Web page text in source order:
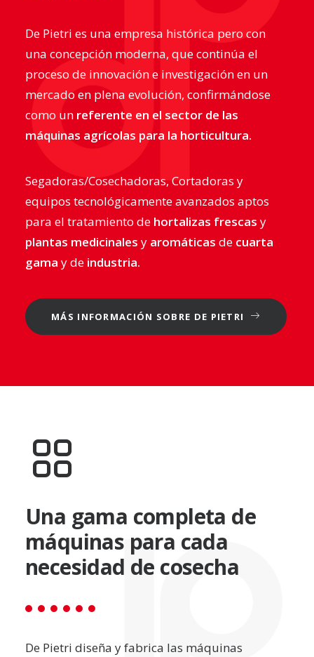
De Pietri es una empresa histórica pero con
una concepción moderna, que continúa el
proceso de innovación e investigación en un
mercado en plena evolución, confirmándose
como un referente en el sector de las
máquinas agrícolas para la horticultura.
Segadoras/Cosechadoras, Cortadoras y
equipos tecnológicamente avanzados aptos
para el tratamiento de hortalizas frescas y
plantas medicinales y aromáticas de cuarta
gama y de industria.
MÁS INFORMACIÓN SOBRE DE PIETRI
Una gama completa de
máquinas para cada
necesidad de cosecha
De Pietri diseña y fabrica las máquinas